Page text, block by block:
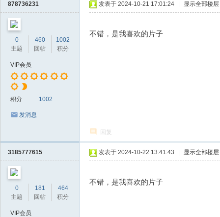
878736231
0
主题
460
回帖
1002
积分
VIP会员
积分 1002
发消息
发表于 2024-10-21 17:01:24 显示全部楼层
不错，是我喜欢的片子
回复
3185777615
0
主题
181
回帖
464
积分
VIP会员
发表于 2024-10-22 13:41:43 显示全部楼层
不错，是我喜欢的片子